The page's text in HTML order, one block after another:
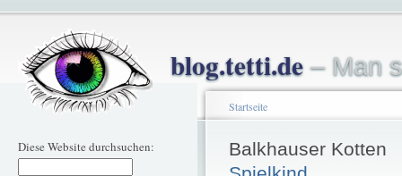
blog.tetti.de– Man
Diese Website durchsuchen:
Startseite
Balkhauser Kotten